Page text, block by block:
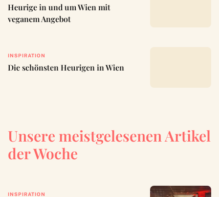
Heurige in und um Wien mit
veganem Angebot
INSPIRATION
Die schönsten Heurigen in Wien
Unsere meistgelesenen Artikel
der Woche
INSPIRATION